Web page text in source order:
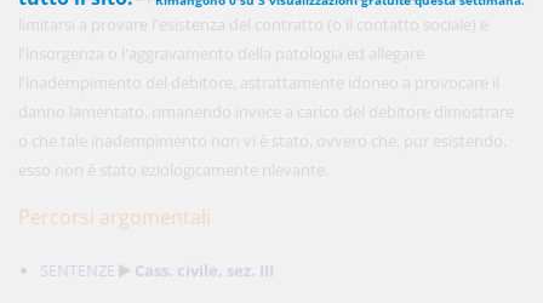
limitarsi a provare l'esistenza del contratto (o il contatto sociale) e
l'insorgenza o l'aggravamento della patologia ed allegare
l'inadempimento del debitore, astrattamente idoneo a provocare il
danno lamentato, rimanendo invece a carico del debitore dimostrare
o che tale inadempimento non vi è stato, ovvero che, pur esistendo,
esso non è stato eziologicamente rilevante.
Percorsi argomentali
SENTENZE Cass. civile, sez. III
risparmi il 21%!
Acquista ora
48,00 €